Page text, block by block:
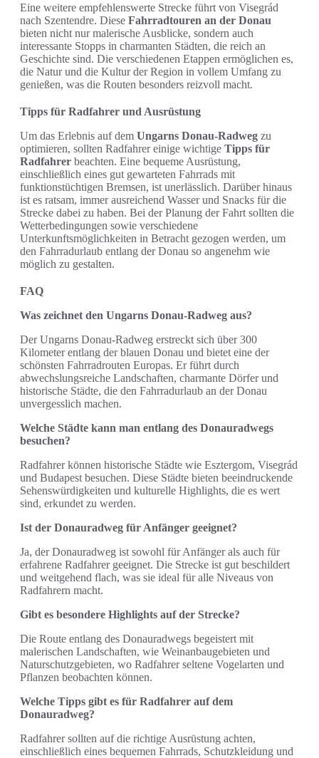
Eine weitere empfehlenswerte Strecke führt von Visegrád
nach Szentendre. Diese Fahrradtouren an der Donau
bieten nicht nur malerische Ausblicke, sondern auch
interessante Stopps in charmanten Städten, die reich an
Geschichte sind. Die verschiedenen Etappen ermöglichen es,
die Natur und die Kultur der Region in vollem Umfang zu
genießen, was die Routen besonders reizvoll macht.
Tipps für Radfahrer und Ausrüstung
Um das Erlebnis auf dem Ungarns Donau-Radweg zu
optimieren, sollten Radfahrer einige wichtige Tipps für
Radfahrer beachten. Eine bequeme Ausrüstung,
einschließlich eines gut gewarteten Fahrrads mit
funktionstüchtigen Bremsen, ist unerlässlich. Darüber hinaus
ist es ratsam, immer ausreichend Wasser und Snacks für die
Strecke dabei zu haben. Bei der Planung der Fahrt sollten die
Wetterbedingungen sowie verschiedene
Unterkunftsmöglichkeiten in Betracht gezogen werden, um
den Fahrradurlaub entlang der Donau so angenehm wie
möglich zu gestalten.
FAQ
Was zeichnet den Ungarns Donau-Radweg aus?
Der Ungarns Donau-Radweg erstreckt sich über 300
Kilometer entlang der blauen Donau und bietet eine der
schönsten Fahrradrouten Europas. Er führt durch
abwechslungsreiche Landschaften, charmante Dörfer und
historische Städte, die den Fahrradurlaub an der Donau
unvergesslich machen.
Welche Städte kann man entlang des Donauradwegs
besuchen?
Radfahrer können historische Städte wie Esztergom, Visegrád
und Budapest besuchen. Diese Städte bieten beeindruckende
Sehenswürdigkeiten und kulturelle Highlights, die es wert
sind, erkundet zu werden.
Ist der Donauradweg für Anfänger geeignet?
Ja, der Donauradweg ist sowohl für Anfänger als auch für
erfahrene Radfahrer geeignet. Die Strecke ist gut beschildert
und weitgehend flach, was sie ideal für alle Niveaus von
Radfahrern macht.
Gibt es besondere Highlights auf der Strecke?
Die Route entlang des Donauradwegs begeistert mit
malerischen Landschaften, wie Weinanbaugebieten und
Naturschutzgebieten, wo Radfahrer seltene Vogelarten und
Pflanzen beobachten können.
Welche Tipps gibt es für Radfahrer auf dem
Donauradweg?
Radfahrer sollten auf die richtige Ausrüstung achten,
einschließlich eines bequemen Fahrrads, Schutzkleidung und